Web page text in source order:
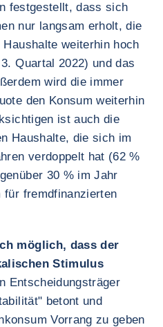
festgestellt, dass sich
nur langsam erholt, die
weiterhin hoch
Quartal 2022) und das
wird die immer
den Konsum weiterhin
ist auch die
Haushalte, die sich im
verdoppelt hat (62 %
30 % im Jahr
für fremdfinanzierten
möglich, dass der
Stimulus
Entscheidungsträger
betont und
Vorrang zu geben